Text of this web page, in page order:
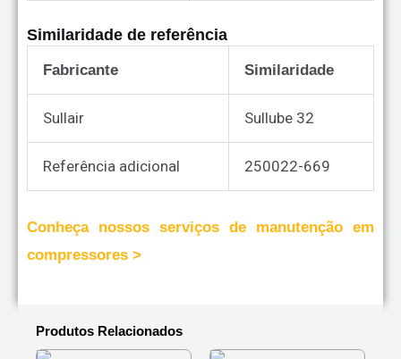
Similaridade de referência
Fabricante Similaridade
Sullair Sullube 32
Referência adicional 250022-669
Conheça nossos serviços de manutenção em
compressores >
Produtos Relacionados